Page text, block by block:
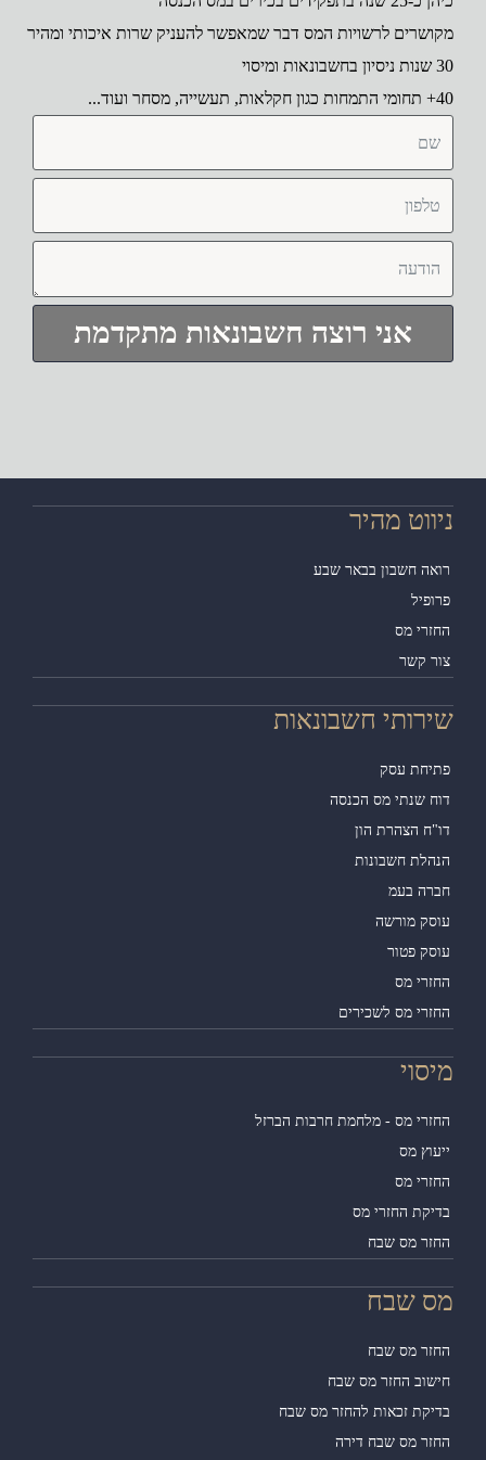
לרשויות המס דבר שמאפשר להעניק שרות איכותי ומהיר
אני רוצה חשבונאות מתקדמת
מהיר
חשבון בבאר שבע
מס
קשר
חשבונאות
עסק
שנתי מס הכנסה
הצהרת הון
חשבונות
בעמ
מורשה
פטור
מס
מס לשכירים
מס - מלחמת חרבות הברזל
מס
מס
החזרי מס
מס שבח
שבח
מס שבח
החזר מס שבח
זכאות להחזר מס שבח
מס שבח דירה